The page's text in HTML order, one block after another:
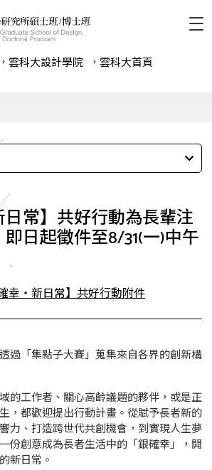
雲科⼤設計學院 雲科⼤首頁
日常】共好行動為長輩注
日起徵件至8/31(一)中午
幸‧新日常】共好行動附件
過「集點子大賽」蒐集來自各界的創新構
的工作者、關心高齡議題的夥伴，或是正
，都歡迎提出行動計畫。從賦予長者新的
力、打造跨世代共創機會，到實現人生夢
份創意成為長者生活中的「銀確幸」，開
新日常。